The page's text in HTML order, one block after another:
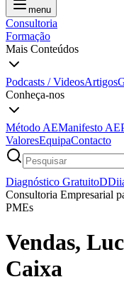
menu
Consultoria
Formação
Mais Conteúdos
Podcasts / VideosArtigos
Conheça-nos
Método AEManifesto AE
ValoresEquipaContacto
Diagnóstico GratuitoDDii
Consultoria Empresarial
PMEs
Vendas, Luc
Caixa